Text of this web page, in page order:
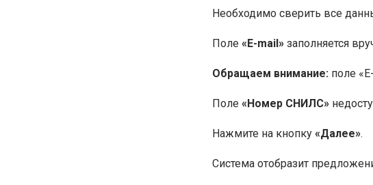
Необходимо сверить все
Поле «E-mail» заполняется
Обращаем внимание: поле
Поле «Номер СНИЛС»
Нажмите на кнопку «Далее».
Система отобразит